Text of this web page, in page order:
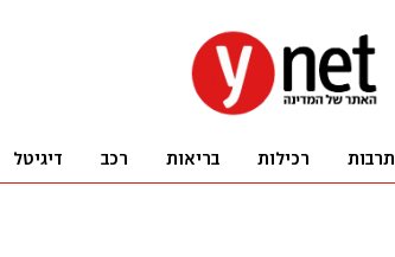
תרבות רכילות בריאות רכב דיגיטל